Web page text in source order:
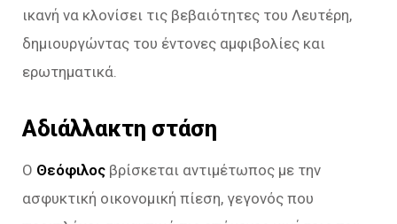
ικανή να κλονίσει τις βεβαιότητες του Λευτέρη,
δημιουργώντας του έντονες αμφιβολίες και
ερωτηματικά.
Αδιάλλακτη στάση
Ο Θεόφιλος βρίσκεται αντιμέτωπος με την
ασφυκτική οικονομική πίεση, γεγονός που